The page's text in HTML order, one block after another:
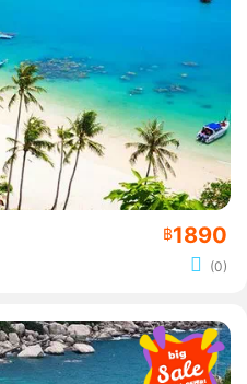
฿1890
(0)